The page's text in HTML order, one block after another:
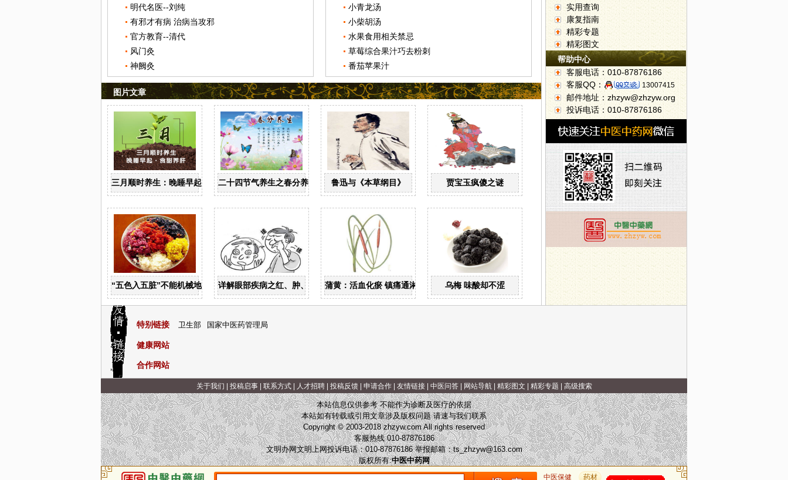
明代名医--刘纯
有邪才有病 治病当攻邪
官方教育--清代
风门灸
神阙灸
小青龙汤
小柴胡汤
水果食用相关禁忌
草莓综合果汁巧去粉刺
番茄苹果汁
图片文章
三月顺时养生：晚睡早起 食甜养肝二十四节气养生之春分养生 鲁迅与《本草纲目》 贾宝玉疯傻之谜
“五色入五脏”不能机械地运用详解眼部疾病之红、肿、痒、痛蒲黄：活血化瘀 镇痛通淋 乌梅 味酸却不涩
实用查询
康复指南
精彩专题
精彩图文
帮助中心
客服电话：010-87876186
客服QQ：
13007415
邮件地址：zhzyw@zhzyw.org
投诉电话：010-87876186
特别链接 卫生部 国家中医药管理局
健康网站
合作网站
关于我们 投稿启事| 联系方式| 人才招聘| 投稿反馈| 申请合作| 友情链接| 中医问答| 网站导航| 精彩图文 精彩专题 高级搜索
本站信息仅供参考 不能作为诊断及医疗的依据
本站如有转载或引用文章涉及版权问题 请速与我们联系
Copyright © 2003-2018 zhzyw.com All rights reserved
客服热线 010-87876186
文明办网文明上网投诉电话：010-87876186 举报邮箱：ts_zhzyw@163.com
版权所有:中医中药网
中医保健 药材